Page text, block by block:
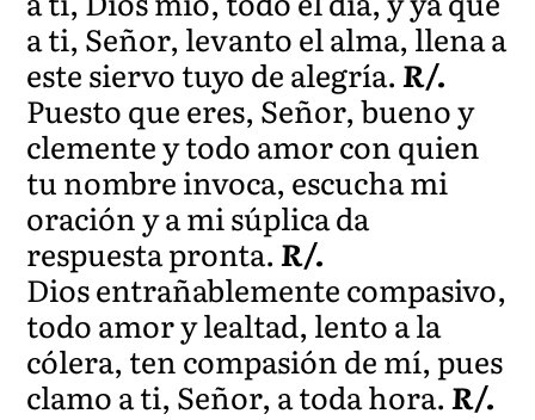
a ti, Señor, levanto el alma, llena a
este siervo tuyo de alegría.R/.
Puesto que eres, Señor, bueno y
clemente y todo amor con quien
tu nombre invoca, escucha mi
oración y a mi súplica da
respuesta pronta.R/.
Dios entrañablemente compasivo,
todo amor y lealtad, lento a la
cólera, ten compasión de mí, pues
clamo a ti, Señor, a toda hora.R/.